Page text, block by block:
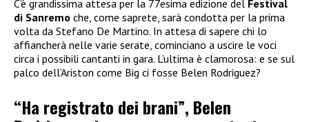
C’è grandissima attesa per la 77esima edizione del Festival
di Sanremo che, come saprete, sarà condotta per la prima
volta da Stefano De Martino. In attesa di sapere chi lo
affiancherà nelle varie serate, cominciano a uscire le voci
circa i possibili cantanti in gara. L’ultima è clamorosa: e se sul
palco dell’Ariston come Big ci fosse Belen Rodriguez?
“Ha registrato dei brani”, Belen